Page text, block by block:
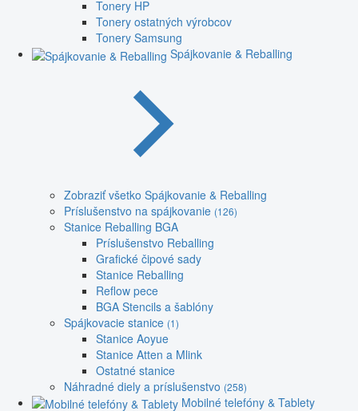
Tonery HP
Tonery ostatných výrobcov
Tonery Samsung
Spájkovanie & Reballing
Zobraziť všetko Spájkovanie & Reballing
Príslušenstvo na spájkovanie (126)
Stanice Reballing BGA
Príslušenstvo Reballing
Grafické čipové sady
Stanice Reballing
Reflow pece
BGA Stencils a šablóny
Spájkovacie stanice (1)
Stanice Aoyue
Stanice Atten a Mlink
Ostatné stanice
Náhradné diely a príslušenstvo (258)
Mobilné telefóny & Tablety